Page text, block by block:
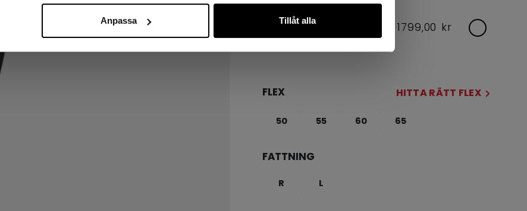
Anpassa Tillåt alla
YOUTH 1799,00 kr
FLEX HITTA RÄTT FLEX
50 55 60 65
FATTNING
R L